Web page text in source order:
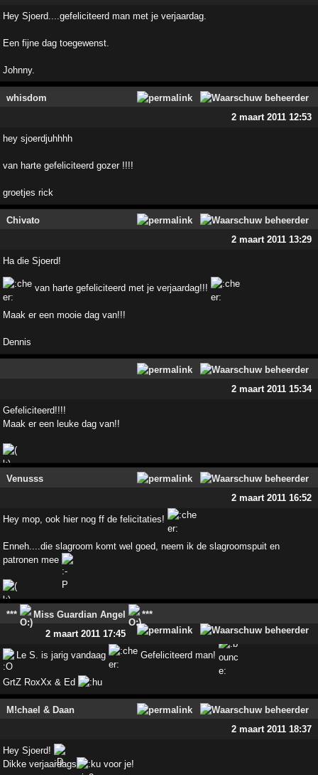
Hey Sjoerd....gefeliciteerd man met je verjaardag.
Een fijne dag toegewenst.
Johnny.
whisdom
2 maart 2011 12:53
hey sjoerdjuhhhh
van harte gefeliciteerd gozer !!!!
groetjes rick
Chivato
2 maart 2011 13:29
Ha die Sjoerd!
van harte gefeliciteerd met je verjaardag!!!
Maak er een mooie dag van!!!
Dennis
2 maart 2011 15:34
Gefeliciteerd!!!!
Maak er een leuke dag van!!
Venusss
2 maart 2011 16:52
Hey mop, ook hier nog ff de felicitaties!
Enneh....die slagroom komt wel goed, neem ik de slagroomspuit en
patronen mee
*** Miss Guardian Angel
***
2 maart 2011 17:45
Le S. is jarig vandaag Gefeliciteerd man!
GrtZ RoxXx & Ed
M!chael & Daan
2 maart 2011 18:37
Hey Sjoerd!
Dikke verjaardags
voor je!